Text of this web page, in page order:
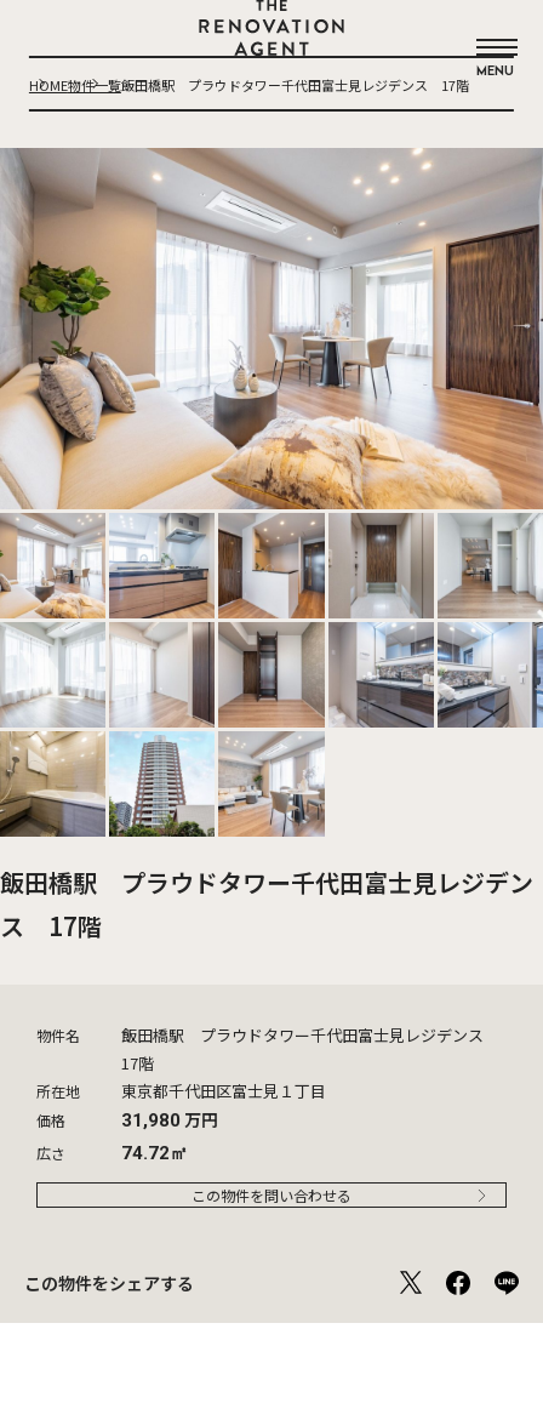
THE RENOVATION AGENT
MENU
HOME物件一覧飯田橋駅 プラウドタワー千代田富士見レジデンス 17階
飯田橋駅 プラウドタワー千代田富士見レジデン
ス 17階
物件名
飯田橋駅 プラウドタワー千代田富士見レジデンス
17階
所在地 東京都千代田区富士見１丁目
価格 31,980 万円
広さ 74.72㎡
この物件を問い合わせる
この物件をシェアする